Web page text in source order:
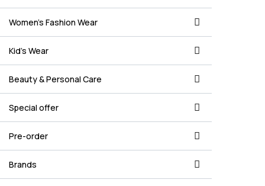
Women's Fashion Wear
Kid's Wear
Beauty & Personal Care
Special offer
Pre-order
Brands